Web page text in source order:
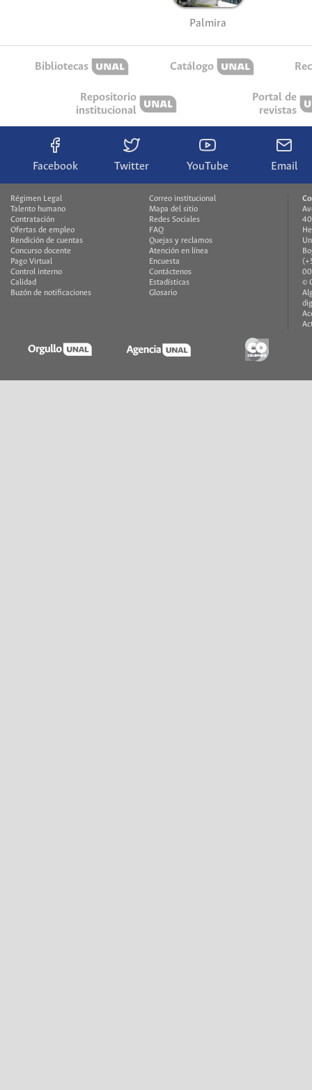
Palmira
Bibliotecas Catálogo
Repositorio
institucional
Portal de
revistas
Facebook Twitter YouTube Email
Régimen Legal
Talento humano
Contratación
Ofertas de empleo
Rendición de cuentas
Concurso docente
Pago Virtual
Control interno
Calidad
Buzón de notificaciones
Correo institucional
Mapa del sitio
Redes Sociales
FAQ
Quejas y reclamos
Atención en línea
Encuesta
Contáctenos
Estadísticas
Glosario
©